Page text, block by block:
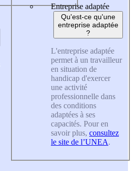
Entreprise adaptée
Qu'est-ce qu'une
entreprise adaptée
?
L'entreprise adaptée
permet à un travailleur
en situation de
handicap d'exercer
une activité
professionnelle dans
des conditions
adaptées à ses
capacités. Pour en
savoir plus, consultez
le site de l’UNEA.